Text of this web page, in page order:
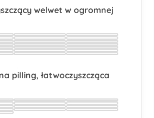
welwet w ogromnej
Wybierz Wybierz
Wybierz Wybierz
Wybierz Wybierz
Wybierz Wybierz
Wybierz Wybierz
Wybierz Wybierz
pilling, łatwoczyszcząca
Wybierz Wybierz
Wybierz Wybierz
Wybierz Wybierz